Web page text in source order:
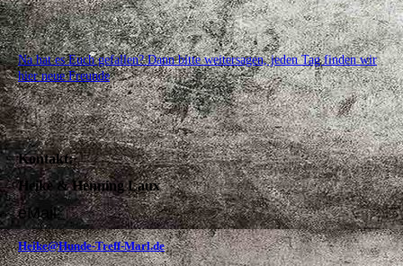
Na hat es Euch gefallen? Dann bitte weitersagen, jeden Tag finden wir
hier neue Freunde
Kontakt:
Heike & Henning Laux
eMail:
Heike@Hunde-Treff-Marl.de